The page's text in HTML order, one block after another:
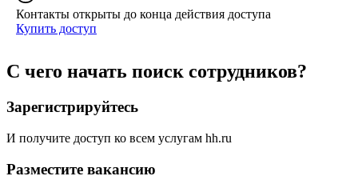
Контакты открыты до конца действия доступа
Купить доступ
С чего начать поиск сотрудников?
Зарегистрируйтесь
И получите доступ ко всем услугам hh.ru
Разместите вакансию